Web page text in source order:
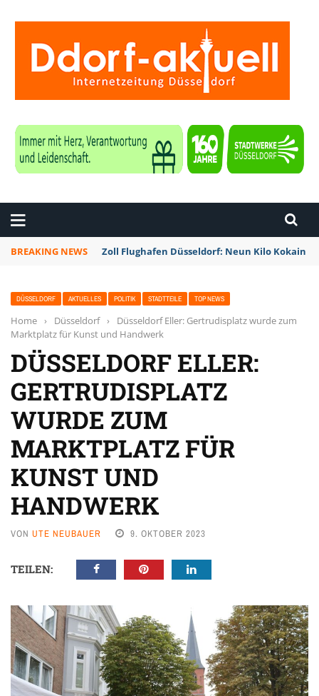
BREAKING NEWS Düsseldorf: Alles was zwei Räder hat ist am
DÜSSELDORF AKTUELLES POLITIK STADTTEILE TOP NEWS
Home › Düsseldorf ›
Düsseldorf Eller: Gertrudisplatz wurde zum
Marktplatz für Kunst und Handwerk
DÜSSELDORF ELLER:
GERTRUDISPLATZ
WURDE ZUM
MARKTPLATZ FÜR
KUNST UND
HANDWERK
VON UTE NEUBAUER 9. OKTOBER 2023
TEILEN: